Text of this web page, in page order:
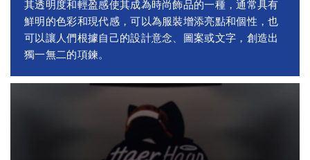
其透明度和輕盈感使其成為時尚飾品的一種，通常具有
鮮明的色彩和現代感，可以為服裝增添亮點和個性，也
可以讓人們根據自己的設計意念、圖案或文字，創造出
獨一無二的項鍊。